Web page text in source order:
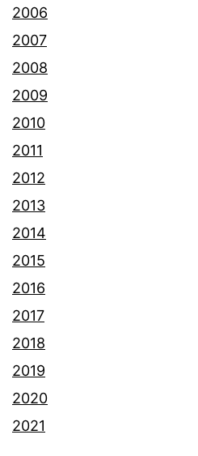
2006
2007
2008
2009
2010
2011
2012
2013
2014
2015
2016
2017
2018
2019
2020
2021